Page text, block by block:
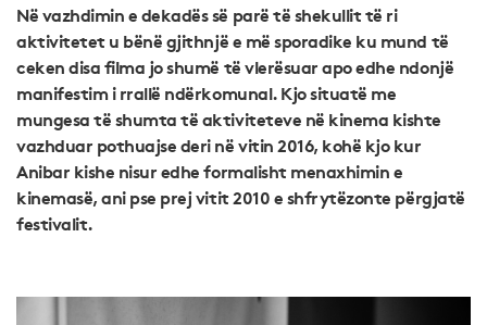
Në vazhdimin e dekadës së parë të shekullit të ri
aktivitetet u bënë gjithnjë e më sporadike ku mund të
ceken disa filma jo shumë të vlerësuar apo edhe ndonjë
manifestim i rrallë ndërkomunal. Kjo situatë me
mungesa të shumta të aktiviteteve në kinema kishte
vazhduar pothuajse deri në vitin 2016, kohë kjo kur
Anibar kishe nisur edhe formalisht menaxhimin e
kinemasë, ani pse prej vitit 2010 e shfrytëzonte përgjatë
festivalit.